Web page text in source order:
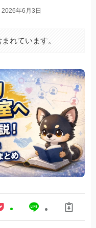
2026年6月3日
れています。